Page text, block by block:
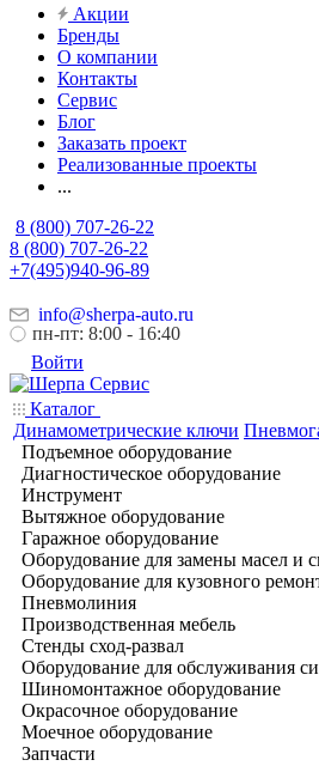
Акции
Бренды
О компании
Контакты
Сервис
Блог
Заказать проект
Реализованные проекты
...
8 (800) 707-26-22
8 (800) 707-26-22
+7(495)940-96-89
info@sherpa-auto.ru
пн-пт: 8:00 - 16:40
Войти
Каталог
Динамометрические ключи
Подъемное оборудование
Диагностическое оборудование
Инструмент
Вытяжное оборудование
Гаражное оборудование
Оборудование для замены масел и
Оборудование для кузовного
Пневмолиния
Производственная мебель
Стенды сход-развал
Оборудование для обслуживания
Шиномонтажное оборудование
Окрасочное оборудование
Моечное оборудование
Запчасти